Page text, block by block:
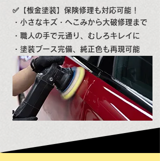
✅【板金塗装】保険修理も対応可能！
・小さなキズ・へこみから大破修理まで
・職人の手で元通り、むしろキレイに
・塗装ブース完備、純正色も再現可能